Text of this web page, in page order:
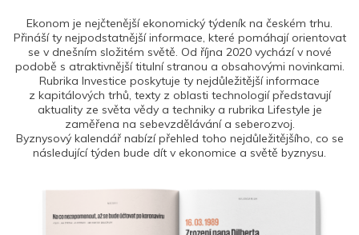
Ekonom je nejčtenější ekonomický týdeník na českém trhu.
Přináší ty nejpodstatnější informace, které pomáhají orientovat
se v dnešním složitém světě. Od října 2020 vychází v nové
podobě s atraktivnější titulní stranou a obsahovými novinkami.
Rubrika Investice poskytuje ty nejdůležitější informace
z kapitálových trhů, texty z oblasti technologií představují
aktuality ze světa vědy a techniky a rubrika Lifestyle je
zaměřena na sebevzdělávání a seberozvoj.
Byznysový kalendář nabízí přehled toho nejdůležitějšího, co se
následující týden bude dít v ekonomice a světě byznysu.